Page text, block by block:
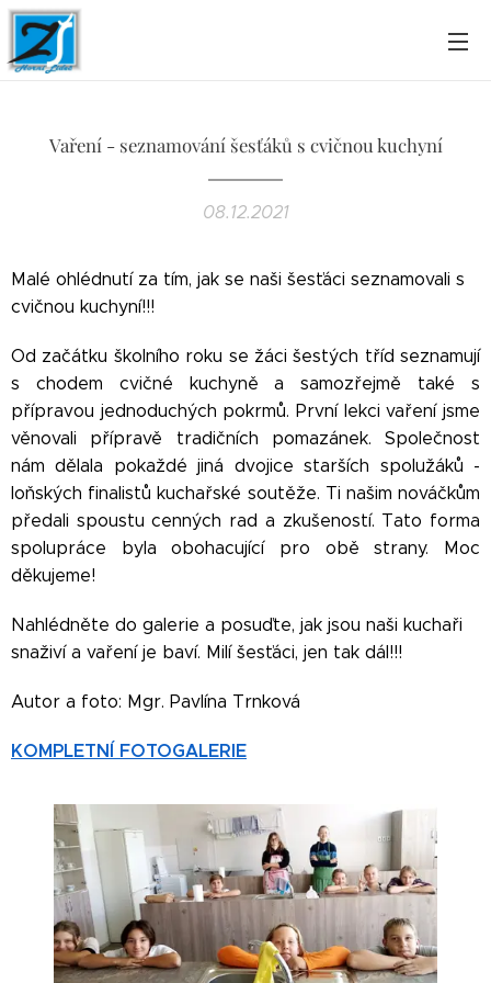
Vaření - seznamování šesťáků s cvičnou kuchyní
08.12.2021
Malé ohlédnutí za tím, jak se naši šesťáci seznamovali s
cvičnou kuchyní!!!
Od začátku školního roku se žáci šestých tříd seznamují
s chodem cvičné kuchyně a samozřejmě také s
přípravou jednoduchých pokrmů. První lekci vaření jsme
věnovali přípravě tradičních pomazánek. Společnost
nám dělala pokaždé jiná dvojice starších spolužáků -
loňských finalistů kuchařské soutěže. Ti našim nováčkům
předali spoustu cenných rad a zkušeností. Tato forma
spolupráce byla obohacující pro obě strany. Moc
děkujeme!
Nahlédněte do galerie a posuďte, jak jsou naši kuchaři
snaživí a vaření je baví. Milí šesťáci, jen tak dál!!!
Autor a foto: Mgr. Pavlína Trnková
KOMPLETNÍ FOTOGALERIE